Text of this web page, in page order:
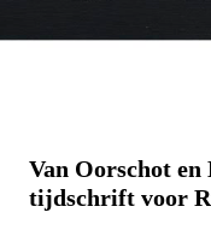
Van Oorschot
tijdschrift voor